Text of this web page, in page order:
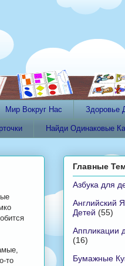
Мир Вокруг Нас Здоровье
Найди Одинаковые
то
Главные
Азбука для
Английский
Детей (55)
Аппликации
(16)
Бумажные